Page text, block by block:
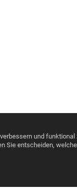
und
Sie entscheiden,